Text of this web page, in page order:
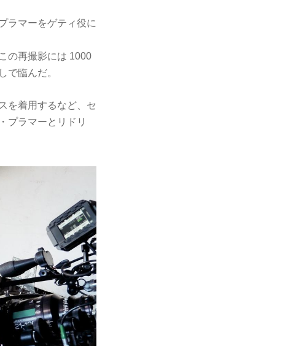
ラマーをゲティ役に
の再撮影には 1000
で臨んだ。
を着用するなど、セ
プラマーとリドリ